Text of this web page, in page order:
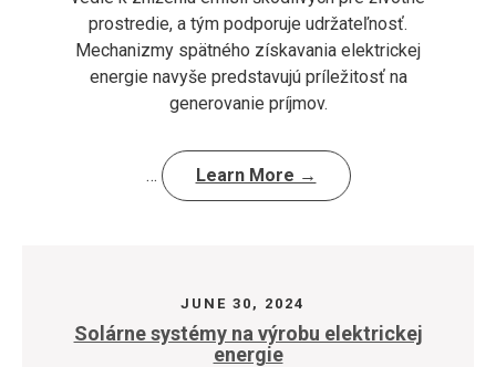
prostredie, a tým podporuje udržateľnosť.
Mechanizmy spätného získavania elektrickej
energie navyše predstavujú príležitosť na
generovanie príjmov.
… Learn More →
JUNE 30, 2024
Solárne systémy na výrobu elektrickej
energie